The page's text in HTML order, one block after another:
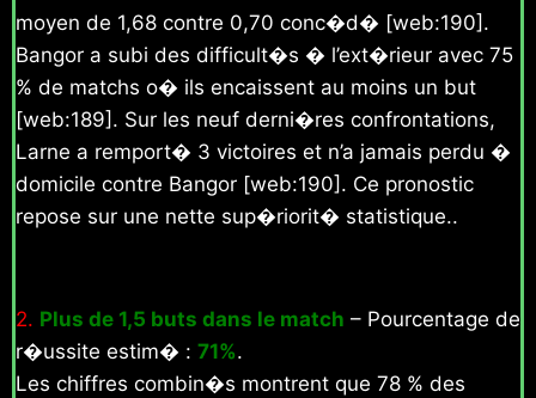
moyen de 1,68 contre 0,70 conc�d� [web:190].
Bangor a subi des difficult�s � l’ext�rieur avec 75
% de matchs o� ils encaissent au moins un but
[web:189]. Sur les neuf derni�res confrontations,
Larne a remport� 3 victoires et n’a jamais perdu �
domicile contre Bangor [web:190]. Ce pronostic
repose sur une nette sup�riorit� statistique..
2. Plus de 1,5 buts dans le match – Pourcentage de
r�ussite estim� : 71%.
Les chiffres combin�s montrent que 78 % des